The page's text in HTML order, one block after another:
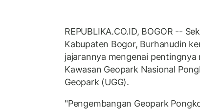
REPUBLIKA.CO.ID, BOGOR --
Kabupaten Bogor, Burhanudin
jajarannya mengenai
Kawasan Geopark Nasional
Geopark (UGG).
"Pengembangan Geopark